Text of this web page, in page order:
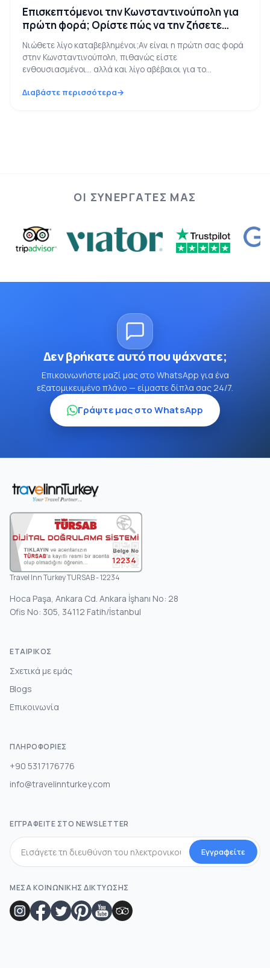
Επισκεπτόμενοι την Κωνσταντινούπολη για
πρώτη φορά; Ορίστε πώς να την ζήσετε
σωστά (Οδηγός 2026)
Νιώθετε λίγο καταβεβλημένοι;Αν είναι η πρώτη σας φορά
στην Κωνσταντινούπολη, πιθανώς είστε
ενθουσιασμένοι… αλλά και λίγο αβέβαιοι για το...
Διαβάστε περισσότερα
ΟΙ ΣΥΝΕΡΓΆΤΕΣ ΜΑΣ
Δεν βρήκατε αυτό που ψάχνατε;
Επικοινωνήστε μαζί μας στο WhatsApp για ένα
εξατομικευμένο πλάνο — είμαστε δίπλα σας 24/7.
Γράψτε μας στο WhatsApp
12234
Travel Inn Turkey TURSAB - 12234
Hoca Paşa, Ankara Cd. Ankara İşhanı No: 28
Ofis No: 305, 34112 Fatih/İstanbul
ΕΤΑΙΡΙΚΌΣ
Σχετικά με εμάς
Blogs
Επικοινωνία
ΠΛΗΡΟΦΟΡΊΕΣ
+90 5317176776
info@travelinnturkey.com
ΕΓΓΡΑΦΕΊΤΕ ΣΤΟ NEWSLETTER
Εγγραφείτε
ΜΕΣΑ ΚΟΙΝΩΝΙΚΗΣ ΔΙΚΤΥΩΣΗΣ